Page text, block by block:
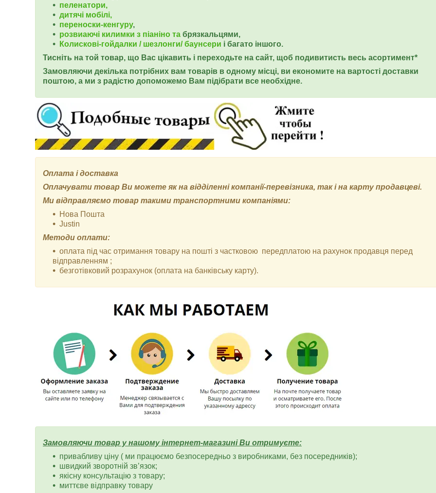
пеленатори,
дитячі мобілі,
переноски-кенгуру,
розвиаючі килимки з піаніно та брязкальцями,
Колискові-гойдалки / шезлонги/ баунсери і багато іншого.
Тисніть на той товар, що Вас цікавить і переходьте на сайт, щоб подивитисть весь асортимент*
Замовляючи декілька потрібних вам товарів в одному місці, ви економите на вартості доставки
поштою, а ми з радістю допоможемо Вам підібрати все необхідне.
Оплата і доставка
Оплачувати товар Ви можете як на відділенні компанії-перевізника, так і на карту продавцеві.
Ми відправляємо товар такими транспортними компаніями:
Нова Пошта
Justin
Методи оплати:
оплата під час отримання товару на пошті з частковою передплатою на рахунок продавця перед
відправленням ;
безготівковий розрахунок (оплата на банківську карту).
Замовляючи товар у нашому інтернет-магазині Ви отримуєте:
привабливу ціну ( ми працюємо безпосередньо з виробниками, без посередників);
швидкий зворотній зв’язок;
якісну консультацію з товару;
миттєве відправку товару